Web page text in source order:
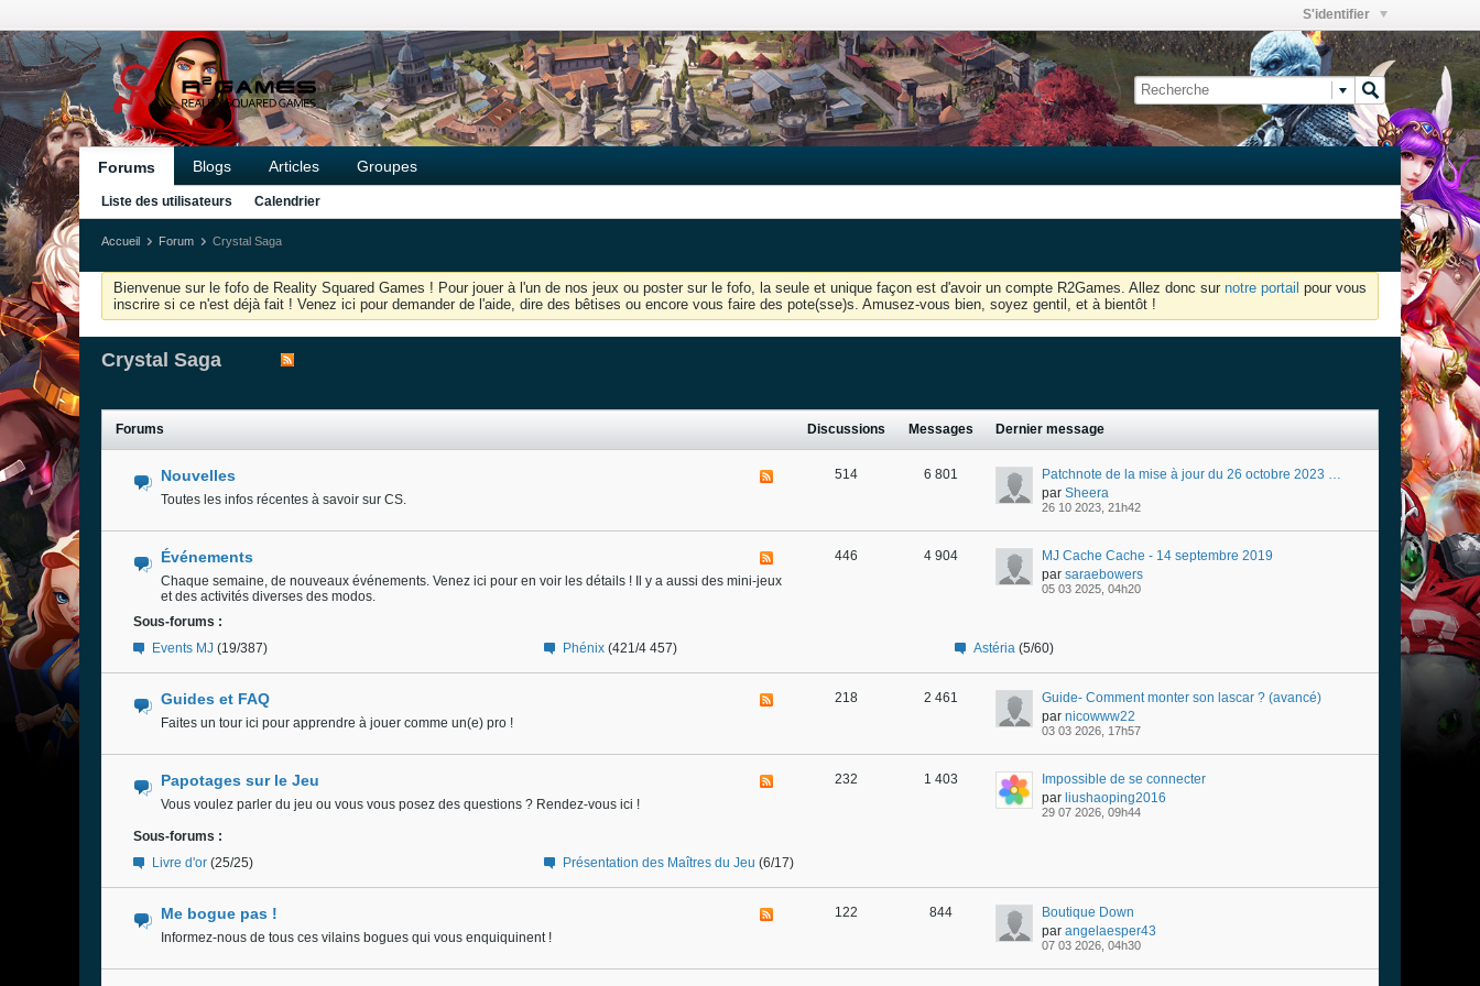
S'identifier
Forums Blogs Articles Groupes
Liste des utilisateurs Calendrier
Accueil Forum Crystal Saga
Bienvenue sur le fofo de Reality Squared Games ! Pour jouer à l'un de nos jeux ou poster sur le fofo, la seule et unique façon est d'avoir un compte R2Games. Allez donc sur notre portail pour vous
inscrire si ce n'est déjà fait ! Venez ici pour demander de l'aide, dire des bêtises ou encore vous faire des pote(sse)s. Amusez-vous bien, soyez gentil, et à bientôt !
Crystal Saga
Forums Discussions Messages Dernier message
Nouvelles
Toutes les infos récentes à savoir sur CS.
514 6 801
Patchnote de la mise à jour du 26 octobre 2023 au 01 Novembre 2023
par Sheera
26 10 2023, 21h42
Événements
Chaque semaine, de nouveaux événements. Venez ici pour en voir les détails ! Il y a aussi des mini-jeux
et des activités diverses des modos.
446 4 904
MJ Cache Cache - 14 septembre 2019
par saraebowers
05 03 2025, 04h20
Sous-forums :
Events MJ (19/387) Phénix (421/4 457) Astéria (5/60)
Guides et FAQ
Faites un tour ici pour apprendre à jouer comme un(e) pro !
218 2 461
Guide- Comment monter son lascar ? (avancé)
par nicowww22
03 03 2026, 17h57
Papotages sur le Jeu
Vous voulez parler du jeu ou vous vous posez des questions ? Rendez-vous ici !
232 1 403
Impossible de se connecter
par liushaoping2016
29 07 2026, 09h44
Sous-forums :
Livre d'or (25/25) Présentation des Maîtres du Jeu (6/17)
Me bogue pas !
Informez-nous de tous ces vilains bogues qui vous enquiquinent !
122 844
Boutique Down
par angelaesper43
07 03 2026, 04h30